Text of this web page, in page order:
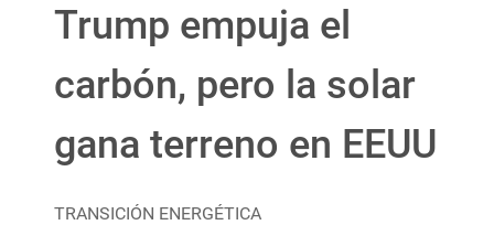
Trump empuja el
carbón, pero la solar
gana terreno en EEUU
TRANSICIÓN ENERGÉTICA